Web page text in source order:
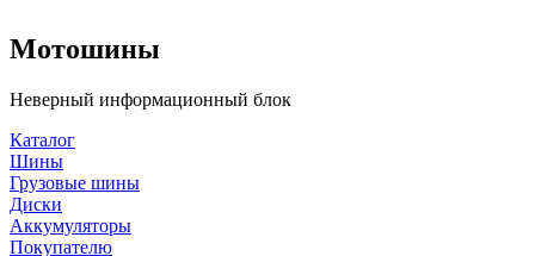
Мотошины
Неверный информационный блок
Каталог
Шины
Грузовые шины
Диски
Аккумуляторы
Покупателю